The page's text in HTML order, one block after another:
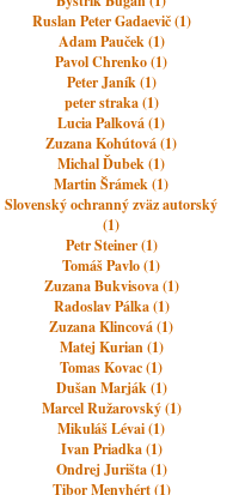
Ruslan Peter Gadaevič (1)
Adam Pauček (1)
Pavol Chrenko (1)
Peter Janík (1)
peter straka (1)
Lucia Palková (1)
Zuzana Kohútová (1)
Michal Ďubek (1)
Martin Šrámek (1)
Slovenský ochranný zväz autorský
(1)
Petr Steiner (1)
Tomáš Pavlo (1)
Zuzana Bukvisova (1)
Radoslav Pálka (1)
Zuzana Klincová (1)
Matej Kurian (1)
Tomas Kovac (1)
Dušan Marják (1)
Marcel Ružarovský (1)
Mikuláš Lévai (1)
Ivan Priadka (1)
Ondrej Jurišta (1)
Tibor Menyhért (1)